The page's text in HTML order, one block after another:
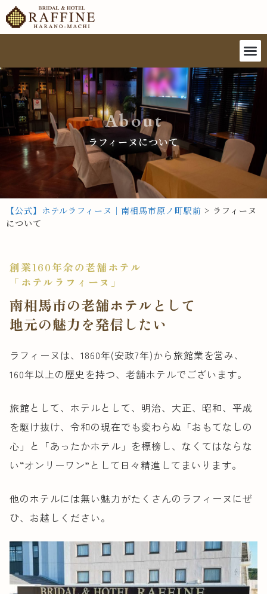
About
ラフィーヌについて
【公式】ホテルラフィーヌ｜南相馬市原ノ町駅前 > ラフィーヌ
について
創業160年余の老舗ホテル
「ホテルラフィーヌ」
南相馬市の老舗ホテルとして
地元の魅力を発信したい
ラフィーヌは、1860年(安政7年)から旅館業を営み、
160年以上の歴史を持つ、老舗ホテルでございます。
旅館として、ホテルとして、明治、大正、昭和、平成
を駆け抜け、令和の現在でも変わらぬ「おもてなしの
心」と「あったかホテル」を標榜し、なくてはならな
い“オンリーワン”として日々精進してまいります。
他のホテルには無い魅力がたくさんのラフィーヌにぜ
ひ、 お越しください。